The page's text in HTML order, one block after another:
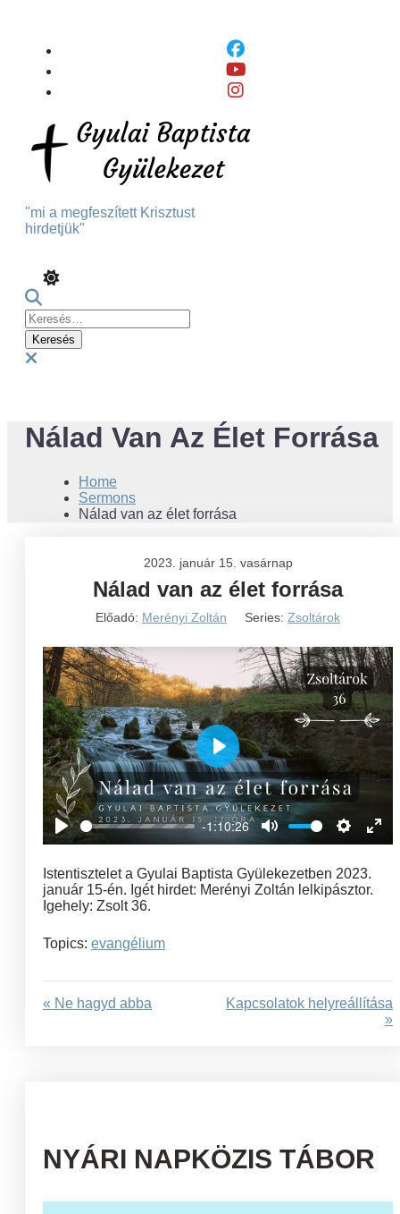
Content
"mi a megfeszített Krisztust
hirdetjük"
Keresés:
Nálad Van Az Élet Forrása
Home
Sermons
Nálad van az élet forrása
2023. január 15. vasárnap
Nálad van az élet forrása
Előadó: Merényi Zoltán Series: Zsoltárok
Play
-1:10:26
Mute Settings
Play
Istentisztelet a Gyulai Baptista Gyülekezetben 2023.
január 15-én. Igét hirdet: Merényi Zoltán lelkipásztor.
Igehely: Zsolt 36.
Topics: evangélium
« Ne hagyd abba
Kapcsolatok helyreállítása
»
NYÁRI NAPKÖZIS TÁBOR